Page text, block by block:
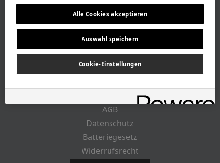
Stellenangebote
Geschichte
RECHTLICHES
AGB
Datenschutz
Batteriegesetz
Widerrufsrecht
Alle Cookies akzeptieren
Auswahl speichern
Cookie-Einstellungen